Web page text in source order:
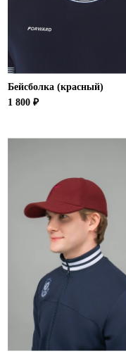
Бейсболка (красный)
1 800 ₽